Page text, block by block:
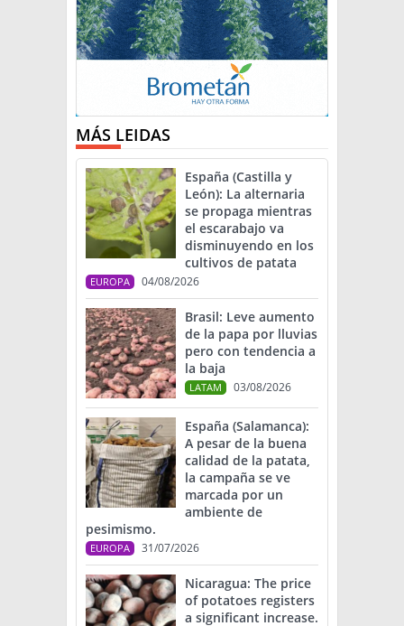
MÁS LEIDAS
España (Castilla y
León): La alternaria
se propaga mientras
el escarabajo va
disminuyendo en los
cultivos de patata
EUROPA 04/08/2026
Brasil: Leve aumento
de la papa por lluvias
pero con tendencia a
la baja
LATAM 03/08/2026
España (Salamanca):
A pesar de la buena
calidad de la patata,
la campaña se ve
marcada por un
ambiente de
pesimismo.
EUROPA 31/07/2026
Nicaragua: The price
of potatoes registers
a significant increase.